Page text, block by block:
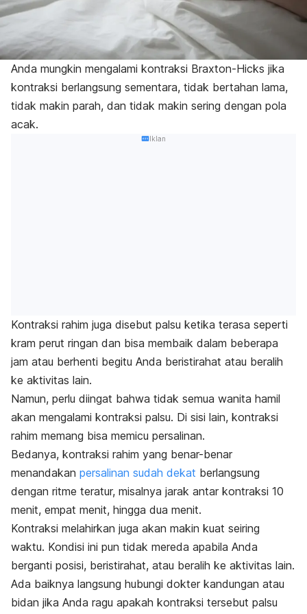
Anda mungkin mengalami kontraksi Braxton-Hicks jika
kontraksi berlangsung sementara, tidak bertahan lama,
tidak makin parah, dan tidak makin sering dengan pola
acak.
Iklan
Kontraksi rahim juga disebut palsu ketika terasa seperti
kram perut ringan dan bisa membaik dalam beberapa
jam atau berhenti begitu Anda beristirahat atau beralih
ke aktivitas lain.
Namun, perlu diingat bahwa tidak semua wanita hamil
akan mengalami kontraksi palsu. Di sisi lain, kontraksi
rahim memang bisa memicu persalinan.
Bedanya, kontraksi rahim yang benar-benar
menandakan persalinan sudah dekat berlangsung
dengan ritme teratur, misalnya jarak antar kontraksi 10
menit, empat menit, hingga dua menit.
Kontraksi melahirkan juga akan makin kuat seiring
waktu. Kondisi ini pun tidak mereda apabila Anda
berganti posisi, beristirahat, atau beralih ke aktivitas lain.
Ada baiknya langsung hubungi dokter kandungan atau
bidan jika Anda ragu apakah kontraksi tersebut palsu